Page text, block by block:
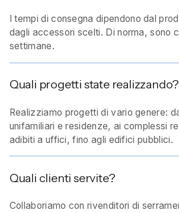
I tempi di consegna dipendono dal
dagli accessori scelti. Di norma, sono
settimane.
Quali progetti state realizzando?
Realizziamo progetti di vario genere:
unifamiliari e residenze, ai complessi
adibiti a uffici, fino agli edifici pubblici.
Quali clienti servite?
Collaboriamo con rivenditori di